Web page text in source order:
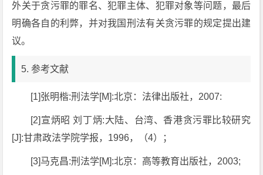
外关于贪污罪的罪名、犯罪主体、犯罪对象等问题，最后
明确各自的利弊，并对我国刑法有关贪污罪的规定提出建
议。
5. 参考文献
[1]张明楷:刑法学[M]:北京：法律出版社，2007:
[2]宣炳昭 刘丁炳:大陆、台湾、香港贪污罪比较研究
[J]:甘肃政法学院学报，1996，（4）；
[3]马克昌:刑法学[M]:北京：高等教育出版社，2003;